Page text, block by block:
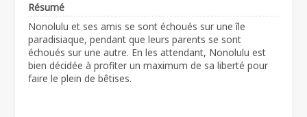
Résumé
Nonolulu et ses amis se sont échoués sur une île
paradisiaque, pendant que leurs parents se sont
échoués sur une autre. En les attendant, Nonolulu est
bien décidée à profiter un maximum de sa liberté pour
faire le plein de bêtises.